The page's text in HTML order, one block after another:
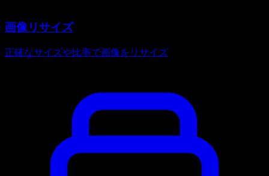
画像リサイズ
正確なサイズや比率で画像をリサイズ